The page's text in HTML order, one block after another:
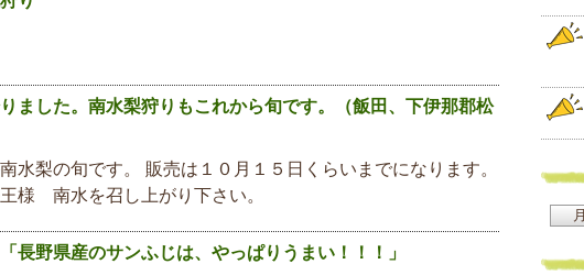
ました。南水梨狩りもこれから旬です。（飯田、下伊那郡松
水梨の旬です。 販売は１０月１５日くらいまでになります。
様 南水を召し上がり下さい。
長野県産のサンふじは、やっぱりうまい！！！」
去
投